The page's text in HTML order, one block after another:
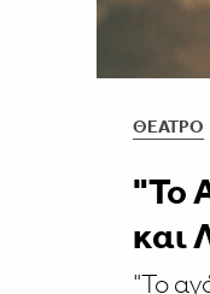
ΘΈΑΤΡΟ
"Το
και
"Το